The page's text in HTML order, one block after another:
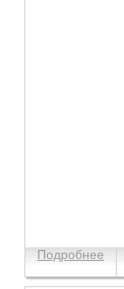
Подробнее